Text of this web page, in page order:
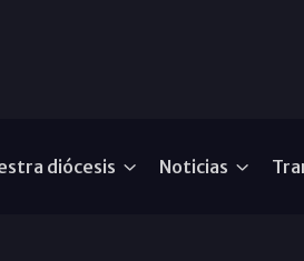
diócesis Noticias